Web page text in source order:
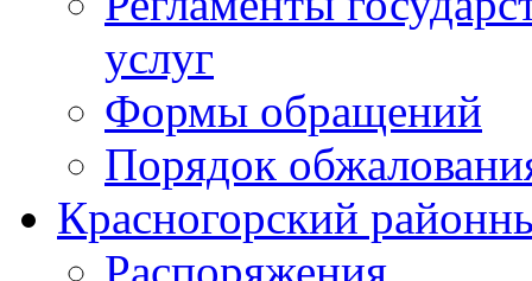
услуг
Формы обращений
Порядок
Красногорский
Распоряжения